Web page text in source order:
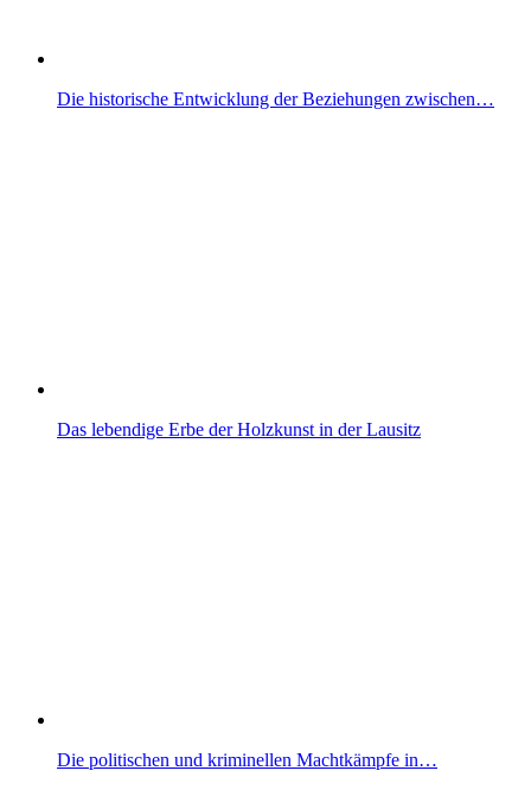
Die historische Entwicklung der Beziehungen zwischen…
Das lebendige Erbe der Holzkunst in der Lausitz
Die politischen und kriminellen Machtkämpfe in…